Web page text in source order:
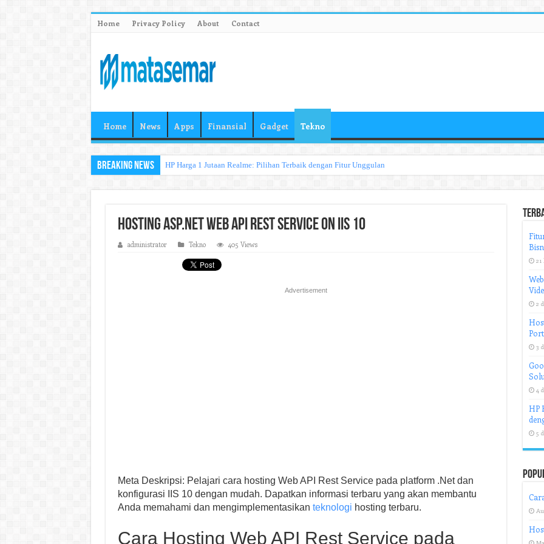
Home Privacy Policy About Contact
Home News Apps Finansial Gadget Tekno
Breaking News HP Harga 1 Jutaan Realme: Pilihan Terbaik dengan Fitur Unggulan
Hosting Asp.Net Web API Rest Service on IIS 10
administrator Tekno 405 Views
Advertisement
Meta Deskripsi: Pelajari cara hosting Web API Rest Service pada platform .Net dan
konfigurasi IIS 10 dengan mudah. Dapatkan informasi terbaru yang akan membantu
Anda memahami dan mengimplementasikan teknologi hosting terbaru.
Cara Hosting Web API Rest Service pada
21
2
3
4
HP
5